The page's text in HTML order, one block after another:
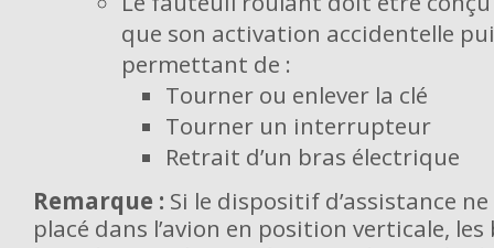
que son activation accidentelle
permettant de :
Tourner ou enlever la clé
Tourner un interrupteur
Retrait d’un bras électrique
Remarque : Si le dispositif d’assistance
placé dans l’avion en position verticale,